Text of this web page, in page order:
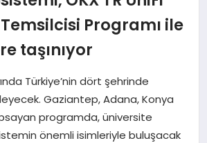
Programı ile
taşınıyor
Türkiye’nin dört şehrinde
Gaziantep, Adana, Konya
programda, üniversite
önemli isimleriyle buluşacak